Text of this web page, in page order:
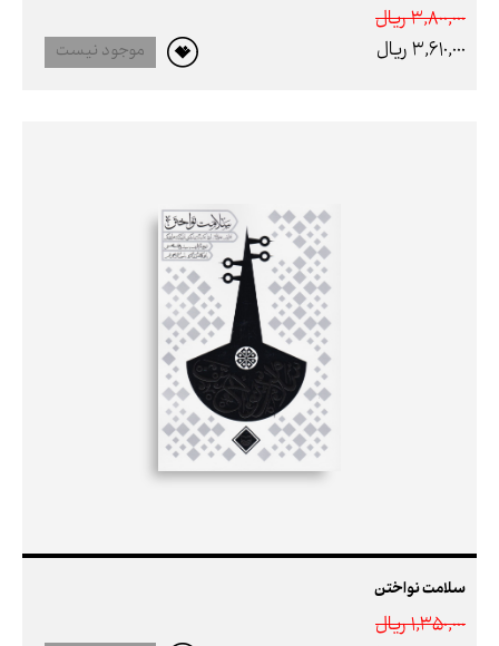
3,800,000 ريال
3,610,000 ريال
موجود نیست
سلامت نواختن
1,350,000 ريال